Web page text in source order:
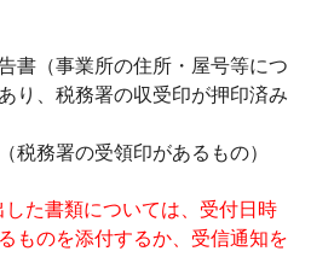
書（事業所の住所・屋号等につ
り、税務署の収受印が押印済み
務署の受領印があるもの）
た書類については、受付日時
ものを添付するか、受信通知を